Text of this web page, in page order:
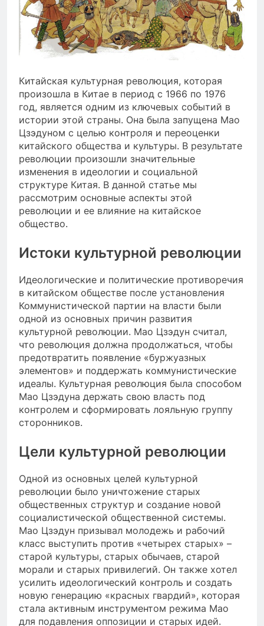
Китайская культурная революция, которая
произошла в Китае в период с 1966 по 1976
год, является одним из ключевых событий в
истории этой страны. Она была запущена Мао
Цзэдуном с целью контроля и переоценки
китайского общества и культуры. В результате
революции произошли значительные
изменения в идеологии и социальной
структуре Китая. В данной статье мы
рассмотрим основные аспекты этой
революции и ее влияние на китайское
общество.
Истоки культурной революции
Идеологические и политические противоречия
в китайском обществе после установления
Коммунистической партии на власти были
одной из основных причин развития
культурной революции. Мао Цзэдун считал,
что революция должна продолжаться, чтобы
предотвратить появление «буржуазных
элементов» и поддержать коммунистические
идеалы. Культурная революция была способом
Мао Цзэдуна держать свою власть под
контролем и сформировать лояльную группу
сторонников.
Цели культурной революции
Одной из основных целей культурной
революции было уничтожение старых
общественных структур и создание новой
социалистической общественной системы.
Мао Цзэдун призывал молодежь и рабочий
класс выступить против «четырех старых» –
старой культуры, старых обычаев, старой
морали и старых привилегий. Он также хотел
усилить идеологический контроль и создать
новую генерацию «красных гвардий», которая
стала активным инструментом режима Мао
для подавления оппозиции и старых идей.